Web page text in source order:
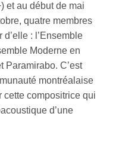
et au début de mai
quatre membres
: l’Ensemble
Moderne en
Paramirabo. C’est
montréalaise
cette compositrice qui
d’une